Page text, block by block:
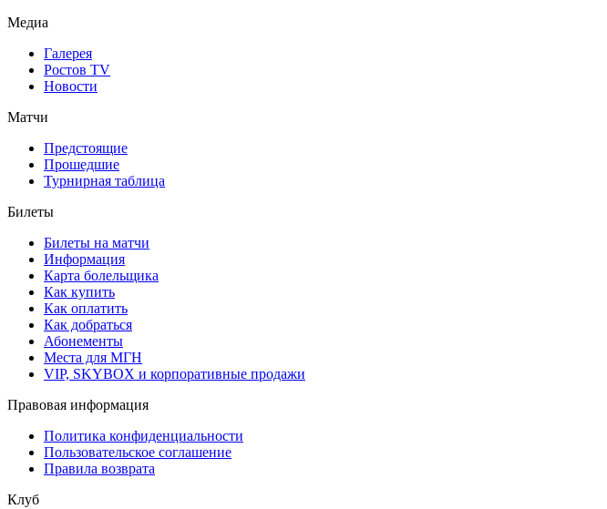
Медиа
Галерея
Ростов TV
Новости
Матчи
Предстоящие
Прошедшие
Турнирная таблица
Билеты
Билеты на матчи
Информация
Карта болельщика
Как купить
Как оплатить
Как добраться
Абонементы
Места для МГН
VIP, SKYBOX и корпоративные продажи
Правовая информация
Политика конфиденциальности
Пользовательское соглашение
Правила возврата
Клуб